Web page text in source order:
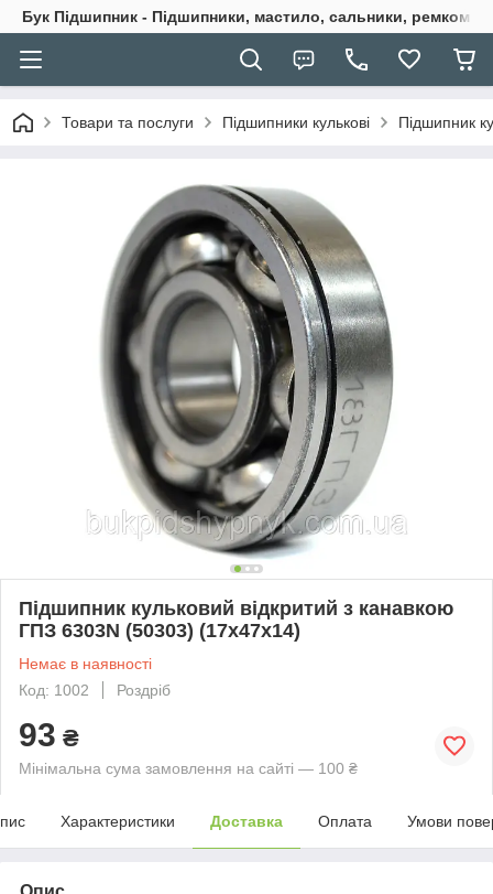
Бук Підшипник - Підшипники, мастило, сальники,
Товари та послуги Підшипники кулькові Підшипник
Підшипник кульковий відкритий з канавкою
ГПЗ 6303N (50303) (17x47x14)
Немає в наявності
Код: 1002
Роздріб
93 ₴
Мінімальна сума замовлення на сайті — 100 ₴
Характеристики Доставка Оплата Умови